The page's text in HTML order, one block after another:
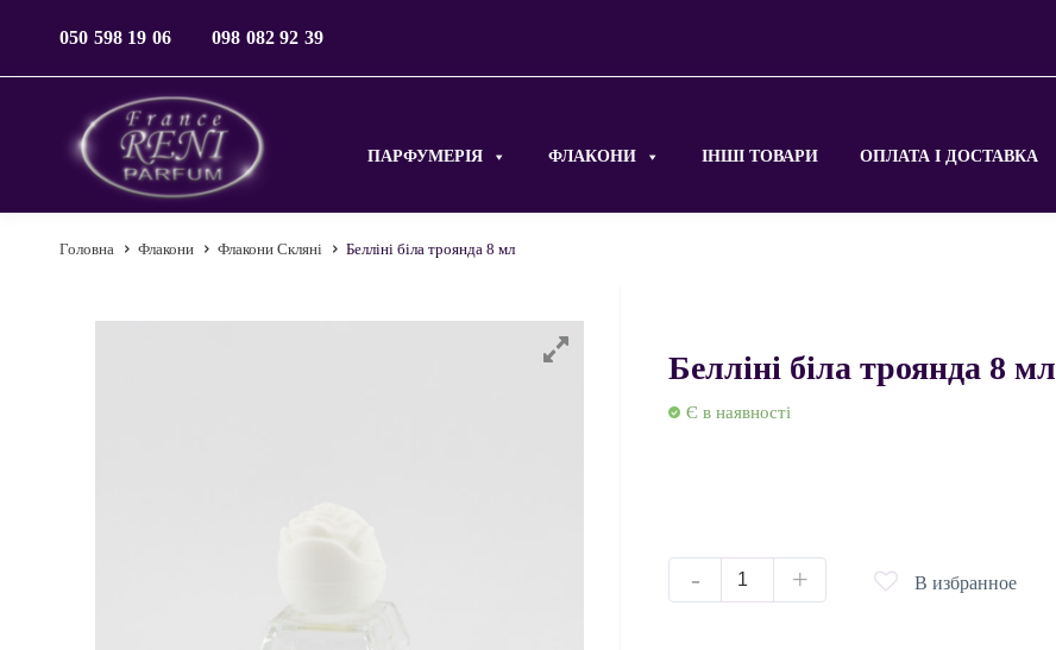
050 598 19 06 098 082 92 39
ПАРФУМЕРІЯ ФЛАКОНИ ІНШІ ТОВАРИ ОПЛАТА І ДОСТАВКА
Головна Флакони Флакони Скляні Белліні біла троянда 8 мл
Белліні біла троянда 8 мл
Є в наявності
- + В избранное